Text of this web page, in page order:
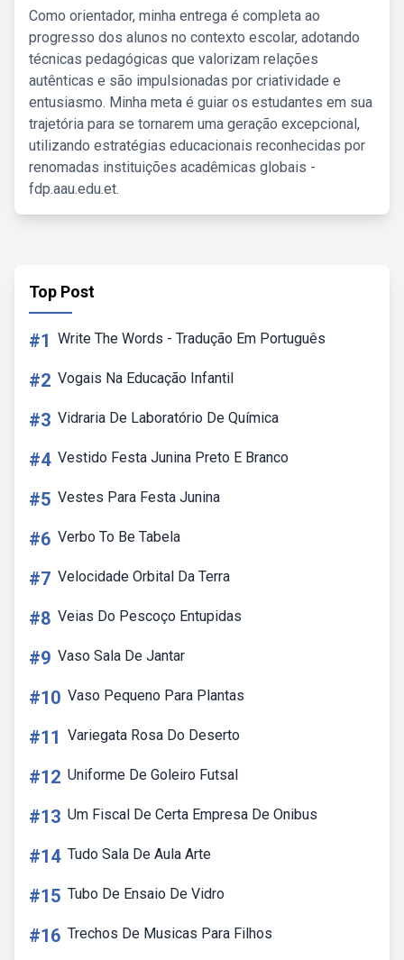
Como orientador, minha entrega é completa ao
progresso dos alunos no contexto escolar, adotando
técnicas pedagógicas que valorizam relações
autênticas e são impulsionadas por criatividade e
entusiasmo. Minha meta é guiar os estudantes em sua
trajetória para se tornarem uma geração excepcional,
utilizando estratégias educacionais reconhecidas por
renomadas instituições acadêmicas globais -
fdp.aau.edu.et.
Top Post
#1 Write The Words - Tradução Em Português
#2 Vogais Na Educação Infantil
#3 Vidraria De Laboratório De Química
#4 Vestido Festa Junina Preto E Branco
#5 Vestes Para Festa Junina
#6 Verbo To Be Tabela
#7 Velocidade Orbital Da Terra
#8 Veias Do Pescoço Entupidas
#9 Vaso Sala De Jantar
#10 Vaso Pequeno Para Plantas
#11 Variegata Rosa Do Deserto
#12 Uniforme De Goleiro Futsal
#13 Um Fiscal De Certa Empresa De Onibus
#14 Tudo Sala De Aula Arte
#15 Tubo De Ensaio De Vidro
#16 Trechos De Musicas Para Filhos